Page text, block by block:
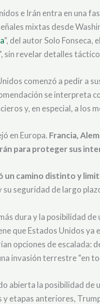
e Irán entra en una
mixtas desde
”, del autor Solo Fonseca,
sin revelar detalles
comenzó a pedir a
se interpreta
y, en especial, a los
en Europa. Francia,
para proteger sus
un camino distinto y
seguridad de largo
dura y la posibilidad de
que Estados Unidos ya
opciones de escalada:
invasión terrestre “en
abierta la posibilidad de
etapas anteriores,